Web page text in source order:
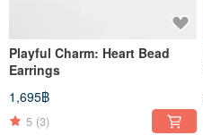
Playful Charm: Heart Bead
Earrings
1,695฿
5 (3)